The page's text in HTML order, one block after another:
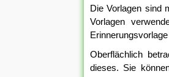
Die Vorlagen sind
Vorlagen
Oberflächlich
dieses. Sie